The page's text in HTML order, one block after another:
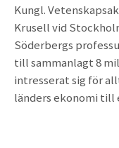
Kungl.
Krusell vid
Söderbergs
till sammanlagt 8
intresserat sig för
länders ekonomi till